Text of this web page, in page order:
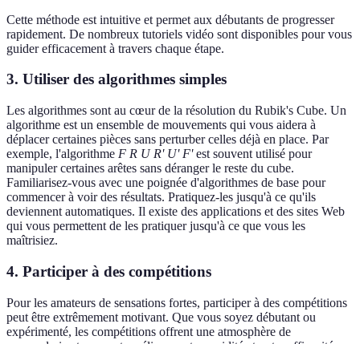
Cette méthode est intuitive et permet aux débutants de progresser
rapidement. De nombreux tutoriels vidéo sont disponibles pour vous
guider efficacement à travers chaque étape.
3. Utiliser des algorithmes simples
Les algorithmes sont au cœur de la résolution du Rubik's Cube. Un
algorithme est un ensemble de mouvements qui vous aidera à
déplacer certaines pièces sans perturber celles déjà en place. Par
exemple, l'algorithme F R U R' U' F'est souvent utilisé pour
manipuler certaines arêtes sans déranger le reste du cube.
Familiarisez-vous avec une poignée d'algorithmes de base pour
commencer à voir des résultats. Pratiquez-les jusqu'à ce qu'ils
deviennent automatiques. Il existe des applications et des sites Web
qui vous permettent de les pratiquer jusqu'à ce que vous les
maîtrisiez.
4. Participer à des compétitions
Pour les amateurs de sensations fortes, participer à des compétitions
peut être extrêmement motivant. Que vous soyez débutant ou
expérimenté, les compétitions offrent une atmosphère de